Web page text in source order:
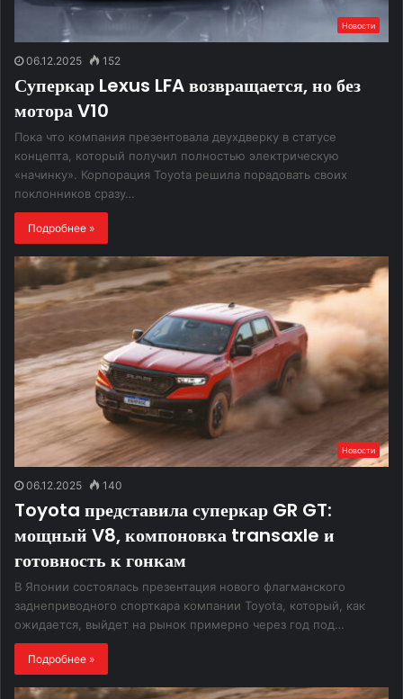
Новости
06.12.2025 152
Суперкар Lexus LFA возвращается, но без
мотора V10
Пока что компания презентовала двухдверку в статусе
концепта, который получил полностью электрическую
«начинку». Корпорация Toyota решила порадовать своих
поклонников сразу…
Подробнее »
Новости
06.12.2025 140
Toyota представила суперкар GR GT:
мощный V8, компоновка transaxle и
готовность к гонкам
В Японии состоялась презентация нового флагманского
заднеприводного спорткара компании Toyota, который, как
ожидается, выйдет на рынок примерно через год под…
Подробнее »